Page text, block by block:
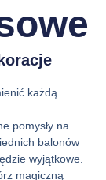
każdą
pomysły na
balonów
wyjątkowe.
magiczną